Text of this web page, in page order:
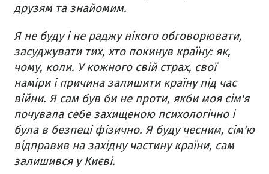
друзям та знайомим.
Я не буду і не раджу нікого обговорювати,
засуджувати тих, хто покинув країну: як,
чому, коли. У кожного свій страх, свої
наміри і причина залишити країну під час
війни. Я сам був би не проти, якби моя сім'я
почувала себе захищеною психологічно і
була в безпеці фізично. Я буду чесним, сім'ю
відправив на західну частину країни, сам
залишився у Києві.